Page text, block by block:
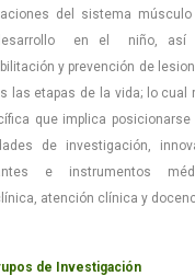
del sistema
en el niño, así
y prevención de
las etapas de la vida; lo cual
que implica
de investigación,
e instrumentos
atención clínica y
de Investigación